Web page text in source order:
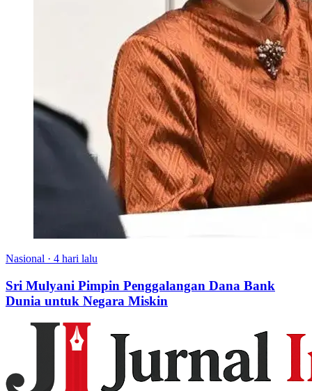
Nasional · 4 hari lalu
Sri Mulyani Pimpin Penggalangan Dana Bank
Dunia untuk Negara Miskin